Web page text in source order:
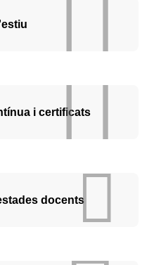
i certificats
docents